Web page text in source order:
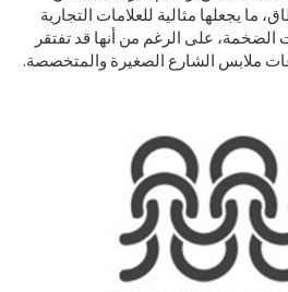
ما يجعلها مثالية للعلامات التجارية
على الرغم من أنها قد تفتقر
ملابس الشارع الصغيرة والمتخصصة.